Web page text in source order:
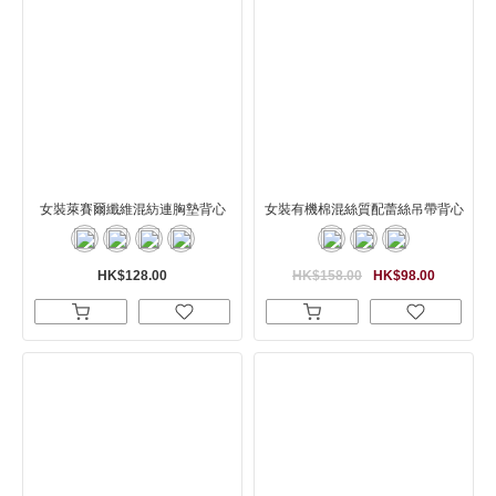
女裝萊賽爾纖維混紡連胸墊背心
HK$128.00
女裝有機棉混絲質配蕾絲吊帶背心
HK$98.00
HK$158.00